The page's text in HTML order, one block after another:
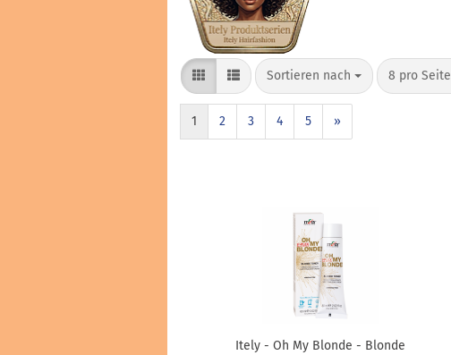
Haarfarben & Tönungen
Marken & Hersteller
Sortieren nach 8 pro Seite
1 2 3 4 5 »
Itely - Oh My Blonde - Blonde